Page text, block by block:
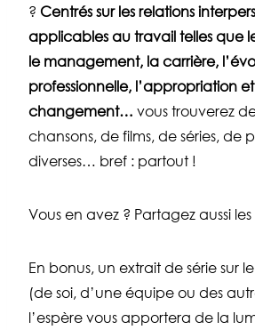
? Centrés sur les relations
applicables au travail telles que
le management, la carrière,
professionnelle, l’appropriation
changement… vous trouverez
chansons, de films, de séries, de
diverses… bref : partout !
Vous en avez ? Partagez aussi les
En bonus, un extrait de série sur
(de soi, d’une équipe ou des
l’espère vous apportera de la